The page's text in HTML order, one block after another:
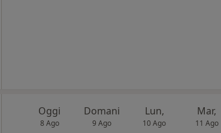
Oggi
8 Ago
Domani
9 Ago
Lun,
10 Ago
Mar,
11 Ago